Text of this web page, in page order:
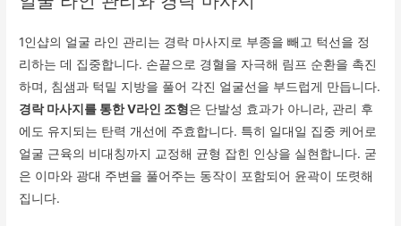
1인샵의 얼굴 라인 관리는 경락 마사지로 부종을 빼고 턱선을 정
리하는 데 집중합니다. 손끝으로 경혈을 자극해 림프 순환을 촉진
하며, 침샘과 턱밑 지방을 풀어 각진 얼굴선을 부드럽게 만듭니다.
경락 마사지를 통한 V라인 조형은 단발성 효과가 아니라, 관리 후
에도 유지되는 탄력 개선에 주효합니다. 특히 일대일 집중 케어로
얼굴 근육의 비대칭까지 교정해 균형 잡힌 인상을 실현합니다. 굳
은 이마와 광대 주변을 풀어주는 동작이 포함되어 윤곽이 또렷해
집니다.